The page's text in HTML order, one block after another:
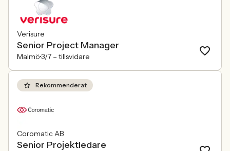
Verisure
Senior Project Manager
Malmö3/7 – tillsvidare
Rekommenderat
Coromatic AB
Senior Projektledare